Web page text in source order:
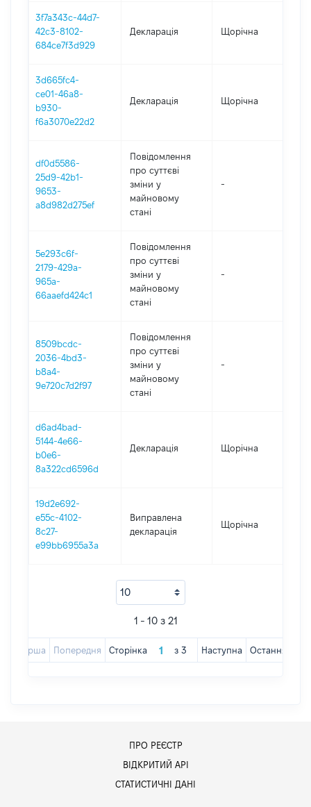
3f7a343c-44d7-
42c3-8102-
684ce7f3d929
Декларація Щорічна
3d665fc4-
ce01-46a8-
b930-
f6a3070e22d2
Декларація Щорічна
df0d5586-
25d9-42b1-
9653-
a8d982d275ef
Повідомлення
про суттєві
зміни y
майновому
стані
-
5e293c6f-
2179-429a-
965a-
66aaefd424c1
Повідомлення
про суттєві
зміни y
майновому
стані
-
8509bcdc-
2036-4bd3-
b8a4-
9e720c7d2f97
Повідомлення
про суттєві
зміни y
майновому
стані
-
d6ad4bad-
5144-4e66-
b0e6-
8a322cd6596d
Декларація Щорічна
19d2e692-
e55c-4102-
8c27-
e99bb6955a3a
Виправлена
декларація
Щорічна
1 - 10 з 21
Перша Попередня Сторінка з 3 Наступна Остання
ПРО РЕЄСТР
ВІДКРИТИЙ АРІ
СТАТИСТИЧНІ ДАНІ